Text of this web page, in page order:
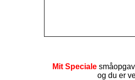
Mit Speciale
og du er